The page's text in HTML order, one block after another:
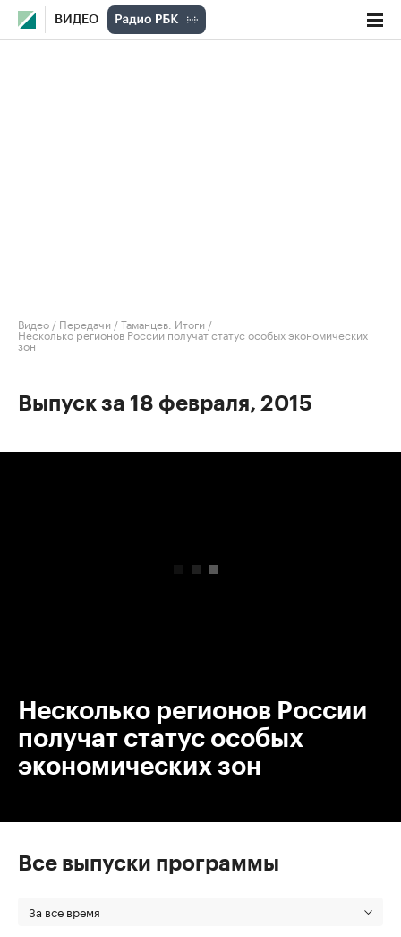
ВИДЕО
Видео / Передачи /Таманцев. Итоги /
Несколько регионов России получат статус особых экономических
зон
Выпуск за 18 февраля, 2015
Несколько регионов России
получат статус особых
экономических зон
Все выпуски программы
За все время